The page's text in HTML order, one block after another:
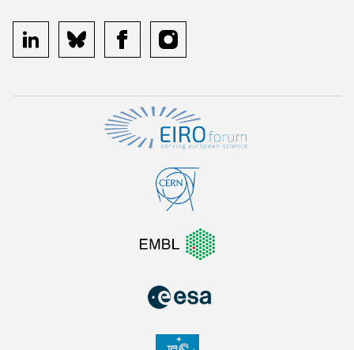
linkedin bluesky facebookinstagram